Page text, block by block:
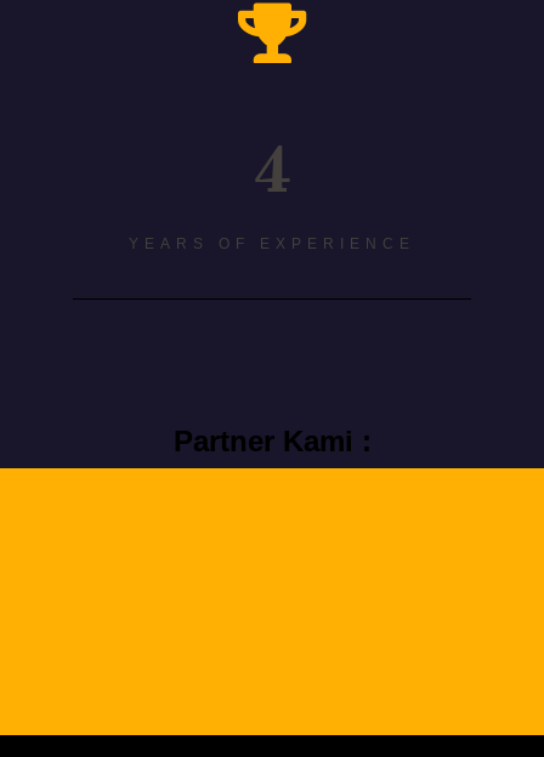
4
YEARS OF EXPERIENCE
Partner Kami :